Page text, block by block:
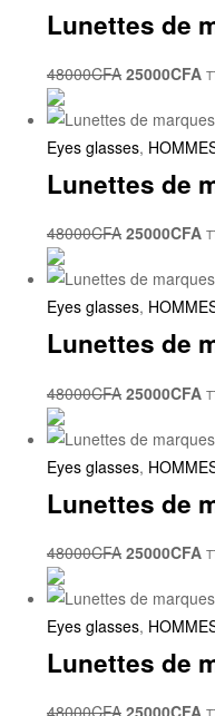
Lunettes de
48000CFA 25000CFA
Eyes glasses,
Lunettes de
48000CFA 25000CFA
Eyes glasses,
Lunettes de
48000CFA 25000CFA
Eyes glasses,
Lunettes de
48000CFA 25000CFA
Eyes glasses,
Lunettes de